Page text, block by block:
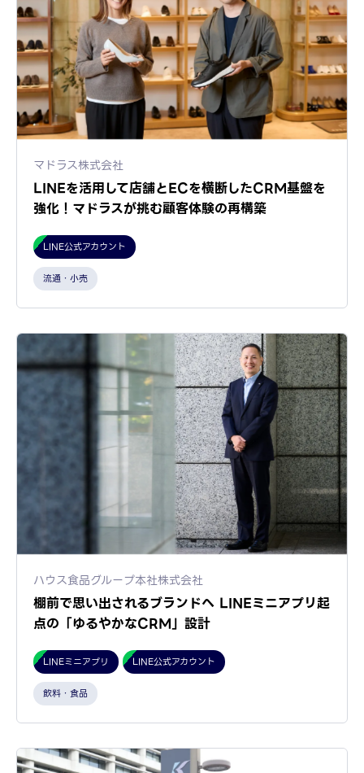
マドラス株式会社
LINEを活用して店舗とECを横断したCRM基盤を
強化！マドラスが挑む顧客体験の再構築
LINE公式アカウント
流通・小売
ハウス食品グループ本社株式会社
棚前で思い出されるブランドへ LINEミニアプリ起
点の「ゆるやかなCRM」設計
LINEミニアプリ LINE公式アカウント
飲料・食品